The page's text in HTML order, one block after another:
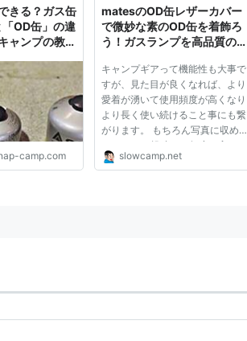
きる？ガス缶
OD缶」の違
ャンプの教科
camp.com
matesのOD缶レザーカバー
で微妙な素のOD缶を着飾ろ
う！ガスランプを高品質のイ
ゃれに！！hidas leiriで取扱
い開始します！
キャンプギアって機能性も大事で
すが、見た目が良くなれば、より
愛着が湧いて使用頻度が高くなり
より長く使い続けること事にも繋
がります。 もちろん写真に収め
て、SNSで投稿する頻度も高くな
るはず。 なのでOD缶には、おし
slowcamp.net